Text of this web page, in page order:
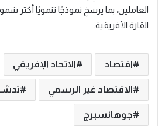
العاملين، بما يرسخ نموذجًا تنمويًا أكثر
القارة الأفريقية.
اقتصاد الاتحاد الإفريقي
الاقتصاد غير الرسمي
جوهانسبرج